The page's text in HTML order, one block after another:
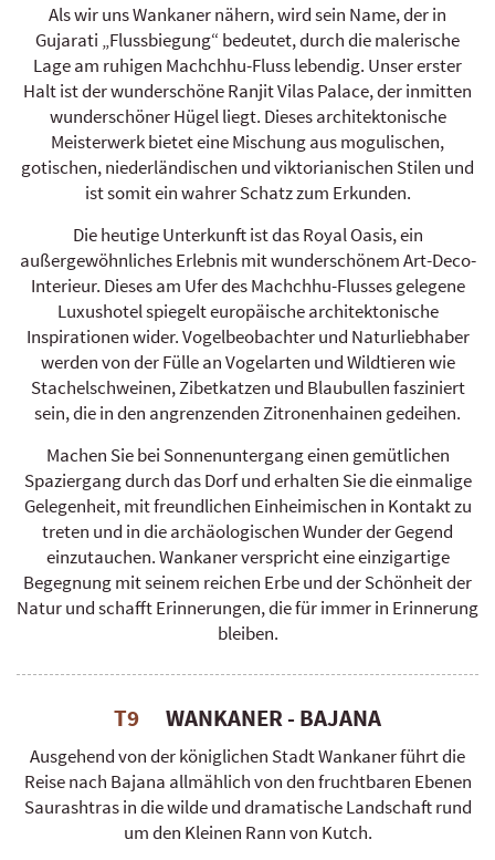
Als wir uns Wankaner nähern, wird sein Name, der in
Gujarati „Flussbiegung“ bedeutet, durch die malerische
Lage am ruhigen Machchhu-Fluss lebendig. Unser erster
Halt ist der wunderschöne Ranjit Vilas Palace, der inmitten
wunderschöner Hügel liegt. Dieses architektonische
Meisterwerk bietet eine Mischung aus mogulischen,
gotischen, niederländischen und viktorianischen Stilen und
ist somit ein wahrer Schatz zum Erkunden.
Die heutige Unterkunft ist das Royal Oasis, ein
außergewöhnliches Erlebnis mit wunderschönem Art-Deco-
Interieur. Dieses am Ufer des Machchhu-Flusses gelegene
Luxushotel spiegelt europäische architektonische
Inspirationen wider. Vogelbeobachter und Naturliebhaber
werden von der Fülle an Vogelarten und Wildtieren wie
Stachelschweinen, Zibetkatzen und Blaubullen fasziniert
sein, die in den angrenzenden Zitronenhainen gedeihen.
Machen Sie bei Sonnenuntergang einen gemütlichen
Spaziergang durch das Dorf und erhalten Sie die einmalige
Gelegenheit, mit freundlichen Einheimischen in Kontakt zu
treten und in die archäologischen Wunder der Gegend
einzutauchen. Wankaner verspricht eine einzigartige
Begegnung mit seinem reichen Erbe und der Schönheit der
Natur und schafft Erinnerungen, die für immer in Erinnerung
bleiben.
T9 WANKANER - BAJANA
Ausgehend von der königlichen Stadt Wankaner führt die
Reise nach Bajana allmählich von den fruchtbaren Ebenen
Saurashtras in die wilde und dramatische Landschaft rund
um den Kleinen Rann von Kutch.